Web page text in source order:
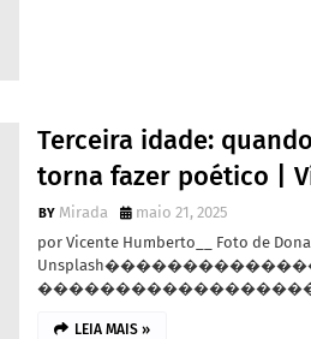
Terceira idade:
torna fazer poético |
Mirada
maio 21, 2025
por Vicente Humberto__ Foto de
LEIA MAIS »